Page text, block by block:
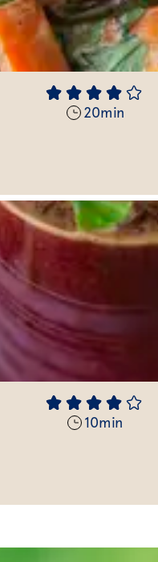
20min
10min